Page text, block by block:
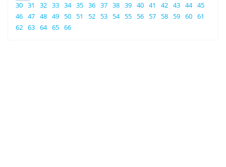
30 31 32 33 34 35 36 37 38 39 40 41 42 43 44 45
46 47 48 49 50 51 52 53 54 55 56 57 58 59 60 61
62 63 64 65 66